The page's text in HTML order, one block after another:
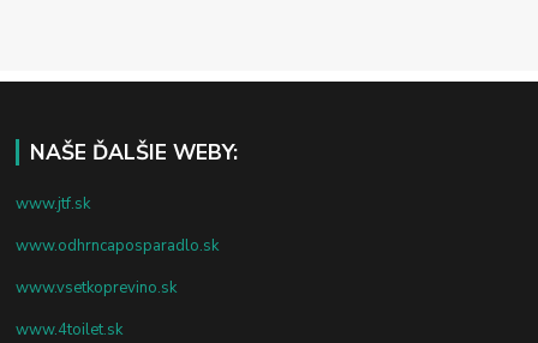
NAŠE ĎALŠIE WEBY:
www.jtf.sk
www.odhrncaposparadlo.sk
www.vsetkoprevino.sk
www.4toilet.sk